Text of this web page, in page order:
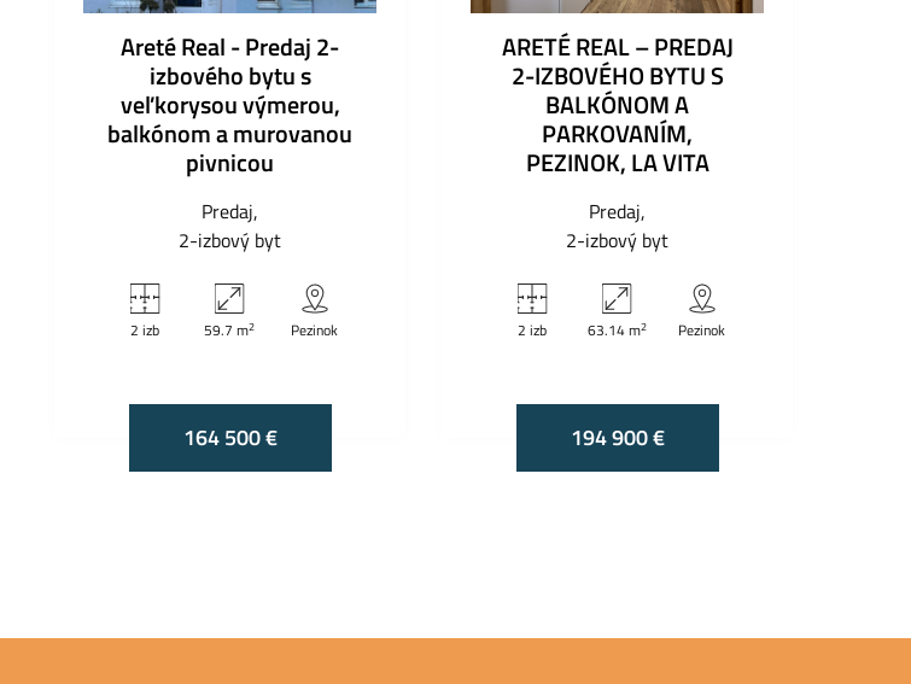
Areté Real - Predaj 2-
izbového bytu s
veľkorysou výmerou,
balkónom a murovanou
pivnicou
Predaj
2-izbový byt
2 izb 59.7 m2 Pezinok
164 500 €
ARETÉ REAL – PREDAJ
2-IZBOVÉHO BYTU S
BALKÓNOM A
PARKOVANÍM,
PEZINOK, LA VITA
Predaj
2-izbový byt
2 izb 63.14 m2 Pezinok
194 900 €